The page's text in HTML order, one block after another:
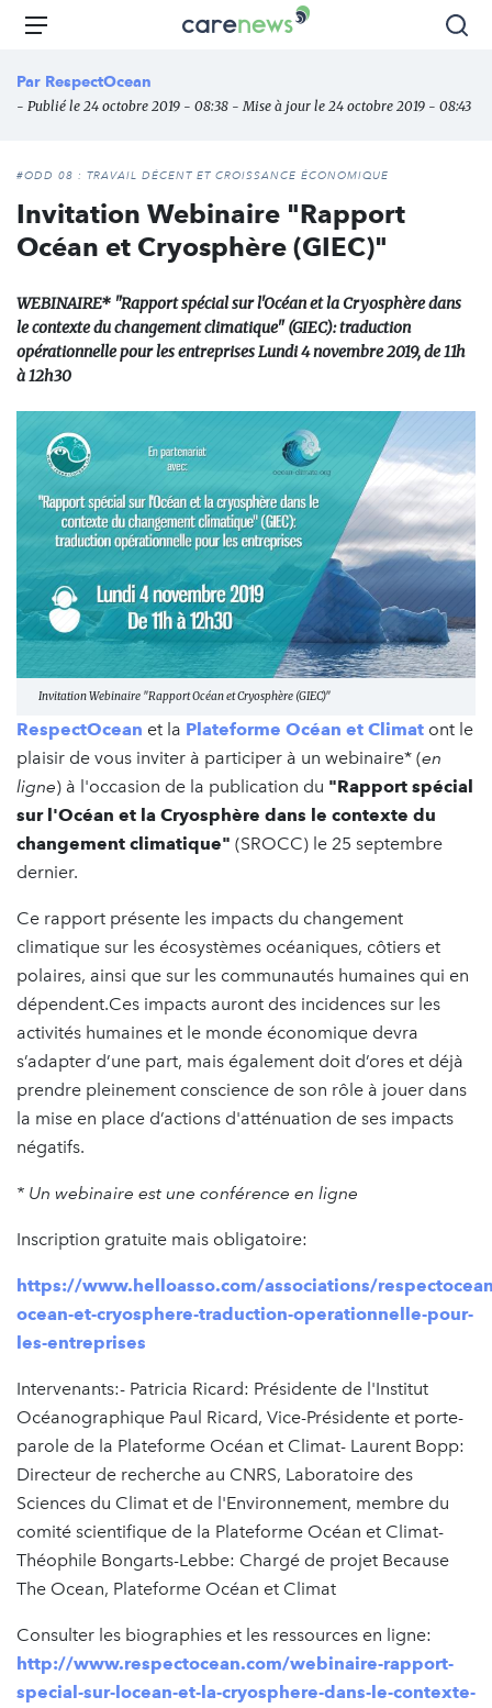
Aller
principal
Carenews,
des
l'engagement
Menu
Par RespectOcean
- Publié le 24 octobre 2019 - 08:38 - Mise à jour le 24 octobre 2019 - 08:43
#ODD 08 : TRAVAIL DÉCENT ET CROISSANCE ÉCONOMIQUE
Invitation Webinaire "Rapport
Océan et Cryosphère (GIEC)"
WEBINAIRE* "Rapport spécial sur l'Océan et la Cryosphère dans
le contexte du changement climatique" (GIEC): traduction
opérationnelle pour les entreprises Lundi 4 novembre 2019, de 11h
à 12h30
Invitation Webinaire "Rapport Océan et Cryosphère (GIEC)"
RespectOcean et la Plateforme Océan et Climat ont le
plaisir de vous inviter à participer à un webinaire* (en
ligne) à l'occasion de la publication du "Rapport spécial
sur l'Océan et la Cryosphère dans le contexte du
changement climatique" (SROCC) le 25 septembre
dernier.
Ce rapport présente les impacts du changement
climatique sur les écosystèmes océaniques, côtiers et
polaires, ainsi que sur les communautés humaines qui en
dépendent.Ces impacts auront des incidences sur les
activités humaines et le monde économique devra
s’adapter d’une part, mais également doit d’ores et déjà
prendre pleinement conscience de son rôle à jouer dans
la mise en place d’actions d'atténuation de ses impacts
négatifs.
* Un webinaire est une conférence en ligne
Inscription gratuite mais obligatoire:
https://www.helloasso.com/associations/
ocean-et-cryosphere-traduction-operationnelle-pour-
les-entreprises
Intervenants:- Patricia Ricard: Présidente de l'Institut
Océanographique Paul Ricard, Vice-Présidente et porte-
parole de la Plateforme Océan et Climat- Laurent Bopp:
Directeur de recherche au CNRS, Laboratoire des
Sciences du Climat et de l'Environnement, membre du
comité scientifique de la Plateforme Océan et Climat-
Théophile Bongarts-Lebbe: Chargé de projet Because
The Ocean, Plateforme Océan et Climat
Consulter les biographies et les ressources en ligne:
http://www.respectocean.com/webinaire-rapport-
special-sur-locean-et-la-cryosphere-dans-le-contexte-